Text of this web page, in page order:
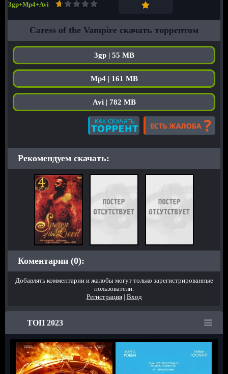
3gp+Mp4+Avi
Caress of the Vampire скачать торрентом
3gp | 55 MB
Mp4 | 161 MB
Avi | 782 MB
Рекомендуем скачать:
Коментарии (0):
Добавлять комментарии и жалобы могут только зарегистрированные
пользователи.
Регистрация| Вход
ТОП 2023